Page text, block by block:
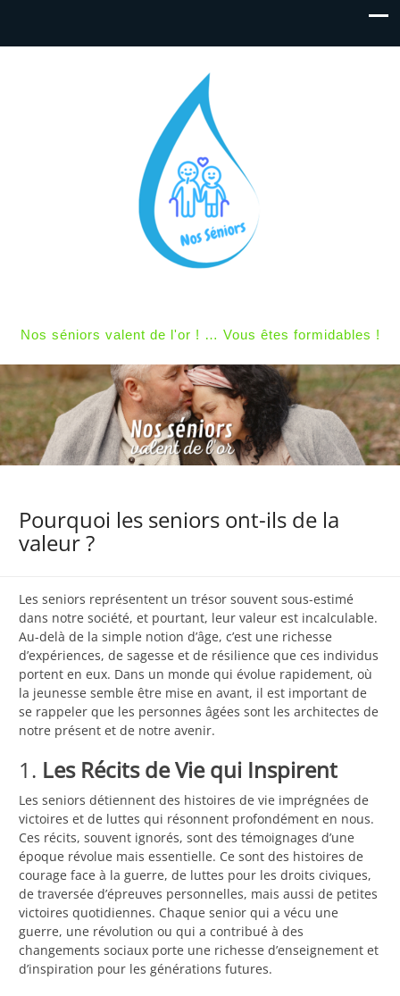
Nos séniors valent de l'or ! … Vous êtes formidables !
Pourquoi les seniors ont-ils de la
valeur ?
Les seniors représentent un trésor souvent sous-estimé
dans notre société, et pourtant, leur valeur est incalculable.
Au-delà de la simple notion d’âge, c’est une richesse
d’expériences, de sagesse et de résilience que ces individus
portent en eux. Dans un monde qui évolue rapidement, où
la jeunesse semble être mise en avant, il est important de
se rappeler que les personnes âgées sont les architectes de
notre présent et de notre avenir.
1. Les Récits de Vie qui Inspirent
Les seniors détiennent des histoires de vie imprégnées de
victoires et de luttes qui résonnent profondément en nous.
Ces récits, souvent ignorés, sont des témoignages d’une
époque révolue mais essentielle. Ce sont des histoires de
courage face à la guerre, de luttes pour les droits civiques,
de traversée d’épreuves personnelles, mais aussi de petites
victoires quotidiennes. Chaque senior qui a vécu une
guerre, une révolution ou qui a contribué à des
changements sociaux porte une richesse d’enseignement et
d’inspiration pour les générations futures.